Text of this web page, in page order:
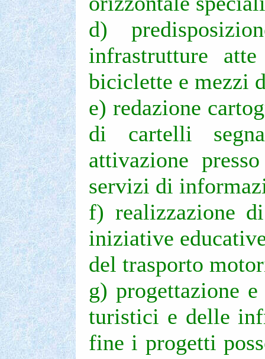
d)
infrastrutture
biciclette e mezzi
e) redazione
di cartelli
attivazione
servizi di
f) realizzazione
iniziative
del trasporto
g) progettazione
turistici e delle
fine i progetti